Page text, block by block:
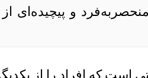
و پیچیده‌ای
است که افراد را از